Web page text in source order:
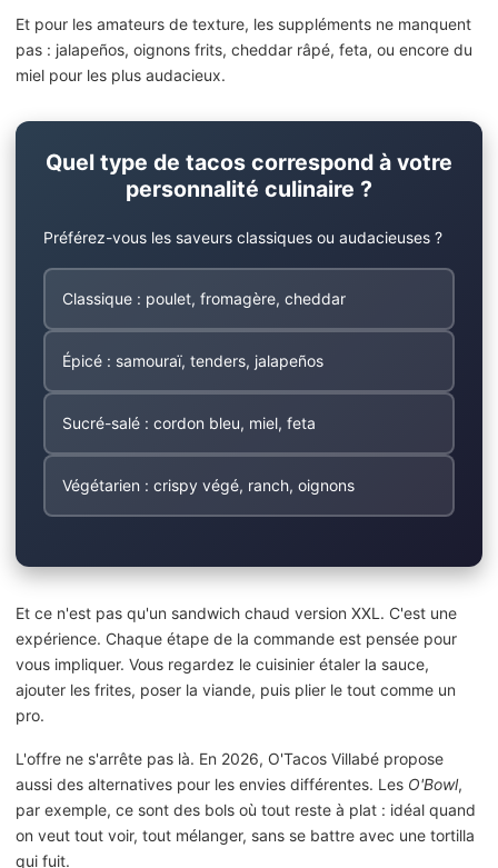
Et pour les amateurs de texture, les suppléments ne manquent
pas : jalapeños, oignons frits, cheddar râpé, feta, ou encore du
miel pour les plus audacieux.
Quel type de tacos correspond à votre
personnalité culinaire ?
Préférez-vous les saveurs classiques ou audacieuses ?
Classique : poulet, fromagère, cheddar
Épicé : samouraï, tenders, jalapeños
Sucré-salé : cordon bleu, miel, feta
Végétarien : crispy végé, ranch, oignons
Et ce n'est pas qu'un sandwich chaud version XXL. C'est une
expérience. Chaque étape de la commande est pensée pour
vous impliquer. Vous regardez le cuisinier étaler la sauce,
ajouter les frites, poser la viande, puis plier le tout comme un
pro.
L'offre ne s'arrête pas là. En 2026, O'Tacos Villabé propose
aussi des alternatives pour les envies différentes. Les O'Bowl,
par exemple, ce sont des bols où tout reste à plat : idéal quand
on veut tout voir, tout mélanger, sans se battre avec une tortilla
qui fuit.